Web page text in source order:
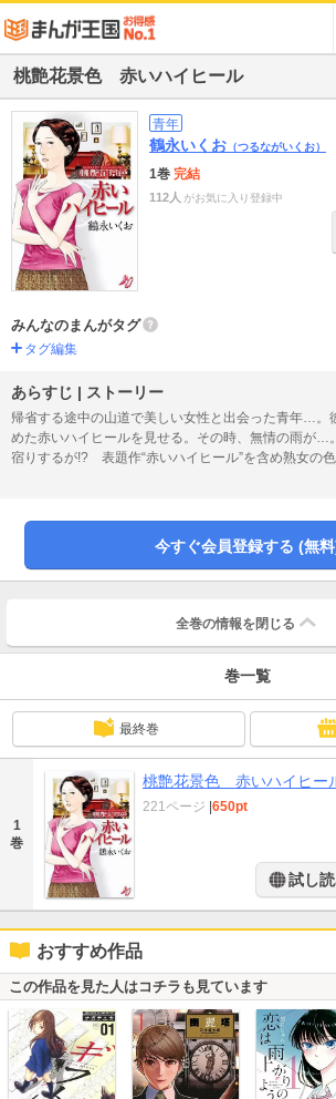
桃艶花景色 赤いハイヒール
青年
鶴永いくお （つるながいくお）
1巻 完結
112人 がお気に入り登録中
みんなのまんがタグ
タグ編集
あらすじ | ストーリー
帰省する途中の山道で美しい女性と出会った青年…。
めた赤いハイヒールを見せる。その時、無情の雨が…
宿りするが!? 表題作“赤いハイヒール”を含め熟女の
今すぐ会員登録する (無
全巻の情報を 閉じる
巻一覧
最終巻
1
巻
桃艶花景色 赤いハイヒー
221ページ 650pt
試し
おすすめ作品
この作品を見た人はコチラも見ています